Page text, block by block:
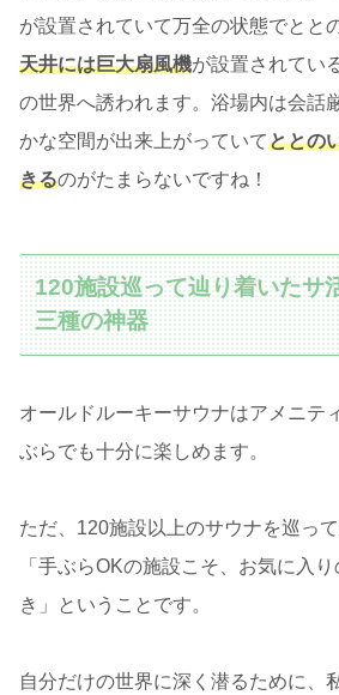
が設置されていて万全の状態でと
天井には巨大扇風機が設置されてい
の世界へ誘われます。浴場内は会話
かな空間が出来上がっていてととの
きるのがたまらないですね！
120施設巡って辿り着いたサ
三種の神器
オールドルーキーサウナはアメニテ
ぶらでも十分に楽しめます。
ただ、120施設以上のサウナを巡っ
「手ぶらOKの施設こそ、お気に入
き」ということです。
自分だけの世界に深く潜るために、